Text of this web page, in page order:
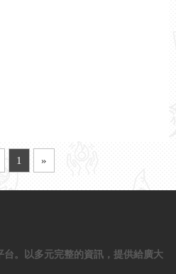
1 »
。以多元完整的資訊，提供給廣大